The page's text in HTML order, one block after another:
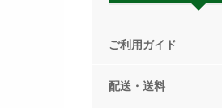
ご利用ガイド
配送・送料